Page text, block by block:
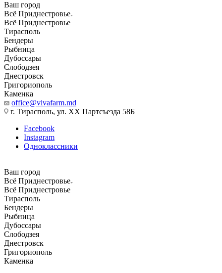
Ваш город
Всё Приднестровье
Всё Приднестровье
Тирасполь
Бендеры
Рыбница
Дубоссары
Слободзея
Днестровск
Григориополь
Каменка
office@vivafarm.md
г. Тирасполь, ул. ХХ Партсъезда 58Б
Facebook
Instagram
Одноклассники
Ваш город
Всё Приднестровье
Всё Приднестровье
Тирасполь
Бендеры
Рыбница
Дубоссары
Слободзея
Днестровск
Григориополь
Каменка